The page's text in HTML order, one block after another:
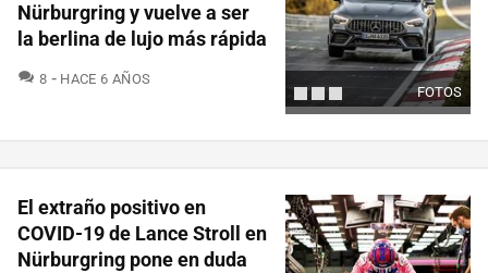
FOTOS
Nürburgring y vuelve a ser
la berlina de lujo más rápida
8 COMENTARIOS
HACE 6 AÑOS
El extraño positivo en
COVID-19 de Lance Stroll en
Nürburgring pone en duda